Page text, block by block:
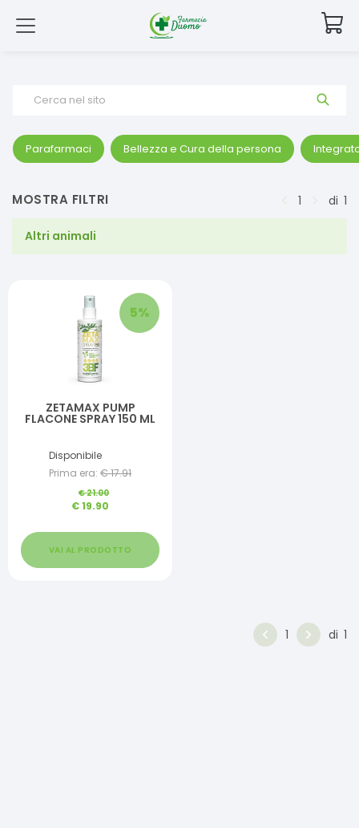
Cerca nel sito
Parafarmaci Bellezza e Cura della persona
MOSTRA FILTRI 1 di 1
Altri animali
5%
ZETAMAX PUMP
FLACONE SPRAY 150 ML
Disponibile
Prima era: €17.91
€21.00
€19.90
VAI AL PRODOTTO
1 di 1